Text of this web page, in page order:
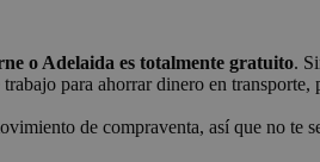
o Adelaida es totalmente gratuito.
para ahorrar dinero en
de compraventa, así que no te